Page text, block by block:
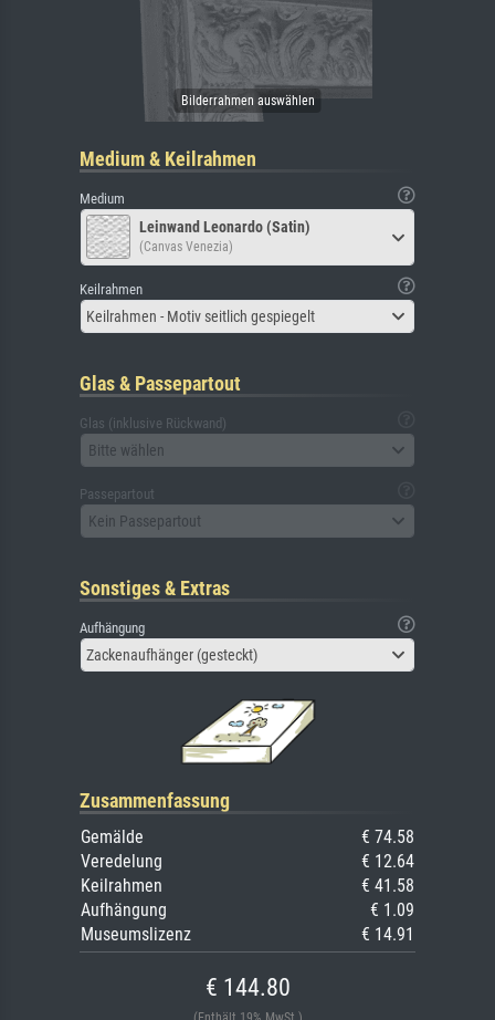
Medium & Keilrahmen
Medium
Leinwand Leonardo (Satin)
(Canvas Venezia)
Keilrahmen
Keilrahmen - Motiv seitlich gespiegelt
Glas & Passepartout
Glas (inklusive Rückwand)
Bitte wählen
Passepartout
Kein Passepartout
Sonstiges & Extras
Aufhängung
Zackenaufhänger (gesteckt)
Zusammenfassung
Gemälde
€ 74.58
Veredelung
€ 12.64
Keilrahmen
€ 41.58
Aufhängung
€ 1.09
Museumslizenz
€ 14.91
€ 144.80